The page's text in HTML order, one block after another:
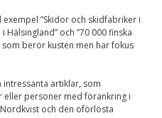
”Skidor och skidfabriker i
Hälsingland” och ”70 000 finska
som berör kusten men har fokus
artiklar, som
eller personer med förankring i
och den oförlösta